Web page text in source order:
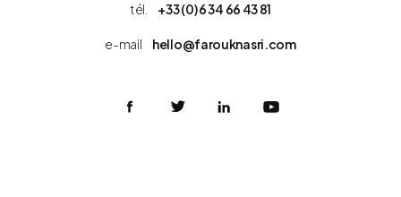
tél. +33 (0) 6 34 66 43 81
e-mail hello@farouknasri.com